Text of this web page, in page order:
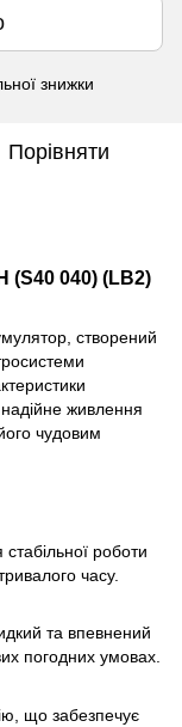
знижки
Порівняти
(S40 040) (LB2)
створений
живлення
чудовим
стабільної роботи
часу.
та впевнений
погодних умовах.
що забезпечує